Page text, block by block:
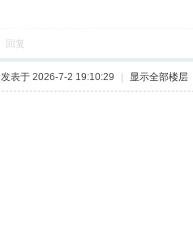
回复
发表于 2026-7-2 19:10:29 显示全部楼层